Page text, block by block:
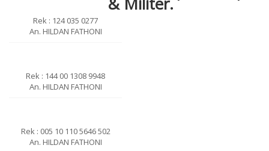
Rek : 124 035 0277
An. HILDAN FATHONI
Rek : 144 00 1308 9948
An. HILDAN FATHONI
Rek : 005 10 110 5646 502
An. HILDAN FATHONI